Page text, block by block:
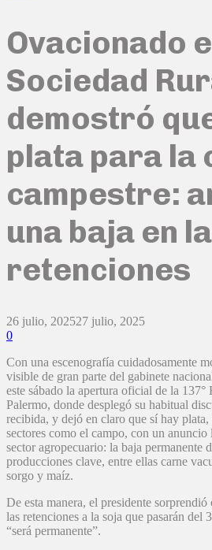
Ovacionado
Sociedad
demostró
plata para la
campestre:
una baja en
retenciones
26 julio, 202527 julio, 2025
0
Con una escenografía cuidadosamente
visible de gran parte del gabinete
este sábado la apertura oficial de la
Palermo, donde desplegó su habitual
recibida, y dejó en claro que sí hay
sectores como el campo, con un anuncio
sector agropecuario: la baja permanente
producciones clave, entre ellas carne
sorgo y maíz.
De esta manera, el presidente
las retenciones a la soja que pasarán del
“será permanente”.